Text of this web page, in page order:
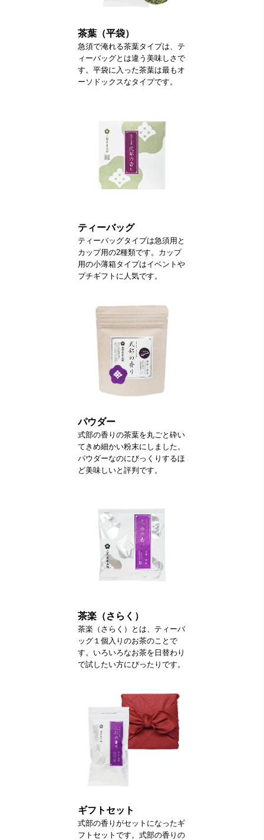
茶葉（平袋）
急須で淹れる茶葉タイプは、テ
ィーバッグとは違う美味しさで
す。平袋に入った茶葉は最もオ
ーソドックスなタイプです。
ティーバッグ
ティーバッグタイプは急須用と
カップ用の2種類です。カップ
用の小薄箱タイプはイベントや
プチギフトに人気です。
パウダー
式部の香りの茶葉を丸ごと砕い
てきめ細かい粉末にしました。
パウダーなのにびっくりするほ
ど美味しいと評判です。
茶楽（さらく）
茶楽（さらく）とは、ティーバ
ッグ１個入りのお茶のことで
す。いろいろなお茶を日替わり
で試したい方にぴったりです。
ギフトセット
式部の香りがセットになったギ
フトセットです。式部の香りの